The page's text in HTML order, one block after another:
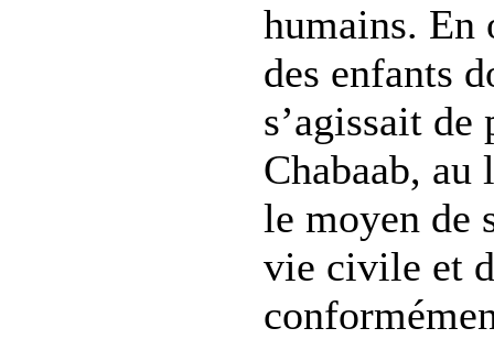
humains. En
des enfants
s’agissait
Chabaab,
le moyen de
vie civile et